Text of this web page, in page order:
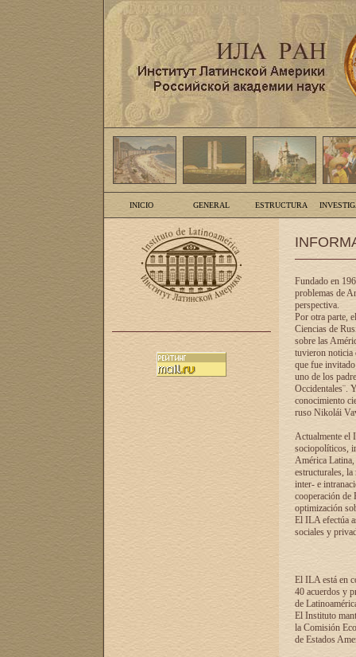
INICIO GENERAL ESTRUCTURA
Fundado en
problemas de
perspectiva.
Por otra parte,
Ciencias de
sobre las
tuvieron noticia
que fue
uno de los
Occidentales¨.
conocimiento
ruso Nikolái
Actualmente el
sociopolíticos,
América Latina,
estructurales,
inter- e
cooperación de
optimización
El ILA efectúa
sociales y
El ILA está en
40 acuerdos y
de
El Instituto
la Comisión
de Estados